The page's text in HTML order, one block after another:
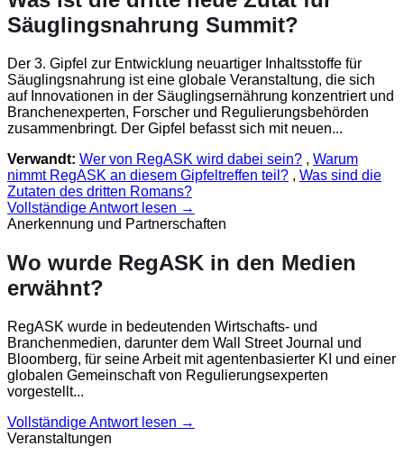
Säuglingsnahrung Summit?
Der 3. Gipfel zur Entwicklung neuartiger Inhaltsstoffe für
Säuglingsnahrung ist eine globale Veranstaltung, die sich
auf Innovationen in der Säuglingsernährung konzentriert und
Branchenexperten, Forscher und Regulierungsbehörden
zusammenbringt. Der Gipfel befasst sich mit neuen...
Verwandt: Wer von RegASK wird dabei sein? , Warum
nimmt RegASK an diesem Gipfeltreffen teil? , Was sind die
Zutaten des dritten Romans?
Vollständige Antwort lesen →
Anerkennung und Partnerschaften
Wo wurde RegASK in den Medien
erwähnt?
RegASK wurde in bedeutenden Wirtschafts- und
Branchenmedien, darunter dem Wall Street Journal und
Bloomberg, für seine Arbeit mit agentenbasierter KI und einer
globalen Gemeinschaft von Regulierungsexperten
vorgestellt...
Vollständige Antwort lesen →
Veranstaltungen